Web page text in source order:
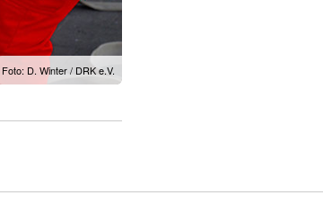
Foto: D. Winter / DRK e.V.